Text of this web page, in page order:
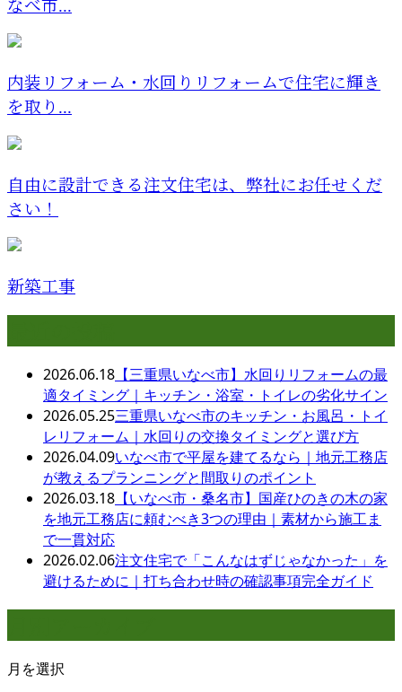
なべ市...
内装リフォーム・水回りリフォームで住宅に輝き
を取り...
自由に設計できる注文住宅は、弊社にお任せくだ
さい！
新築工事
2026.06.18 【三重県いなべ市】水回りリフォームの最
適タイミング｜キッチン・浴室・トイレの劣化サイン
2026.05.25三重県いなべ市のキッチン・お風呂・トイ
レリフォーム｜水回りの交換タイミングと選び方
2026.04.09いなべ市で平屋を建てるなら｜地元工務店
が教えるプランニングと間取りのポイント
2026.03.18 【いなべ市・桑名市】国産ひのきの木の家
を地元工務店に頼むべき3つの理由｜素材から施工ま
で一貫対応
2026.02.06注文住宅で「こんなはずじゃなかった」を
避けるために｜打ち合わせ時の確認事項完全ガイド
月を選択